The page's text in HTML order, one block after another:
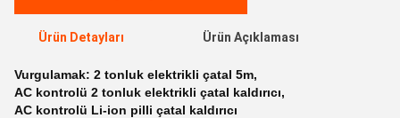
Ürün Detayları Ürün Açıklaması
Vurgulamak: 2 tonluk elektrikli çatal 5m,
AC kontrolü 2 tonluk elektrikli çatal kaldırıcı,
AC kontrolü Li-ion pilli çatal kaldırıcı